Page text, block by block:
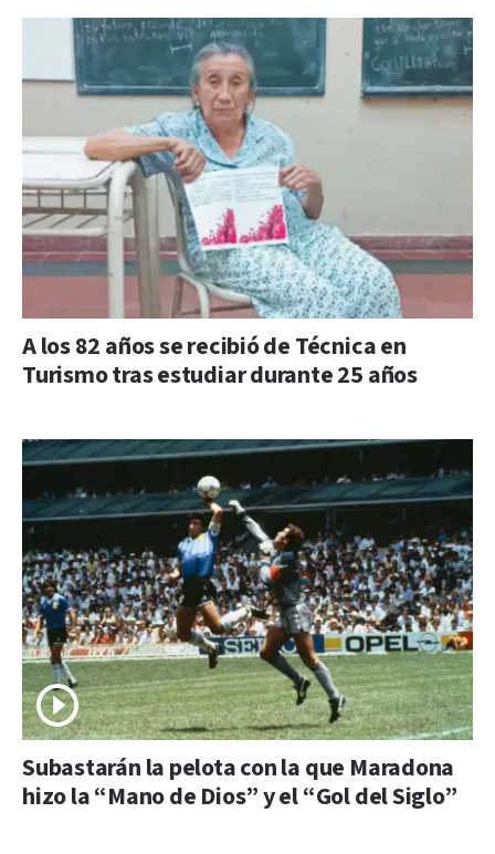
A los 82 años se recibió de Técnica en
Turismo tras estudiar durante 25 años
Subastarán la pelota con la que Maradona
hizo la “Mano de Dios” y el “Gol del Siglo”